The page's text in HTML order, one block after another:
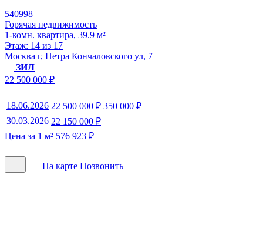
540998
Горячая недвижимость
1-комн. квартира, 39.9 м²
Этаж: 14 из 17
Москва г, Петра Кончаловского ул, 7
ЗИЛ
22 500 000 ₽
18.06.2026 22 500 000 ₽ 350 000 ₽
30.03.2026 22 150 000 ₽
Цена за 1 м² 576 923 ₽
На карте Позвонить